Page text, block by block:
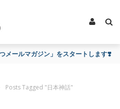
メールマガジン」をスタートします❣️
Posts Tagged "日本神話"